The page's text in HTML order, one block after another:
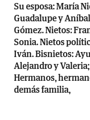
Su esposa: María
Guadalupe y
Gómez. Nietos:
Sonia. Nietos
Iván. Bisnietos:
Alejandro y
Hermanos,
demás familia,